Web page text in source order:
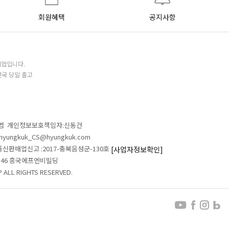
회원혜택 공지사항
입니다.
당일 출고
개인정보보호책임자:신동건
판매업신고 :2017-충북음성군-130호 [사업자정보확인]
흥국에프엔비빌딩
RIGHTS RESERVED.